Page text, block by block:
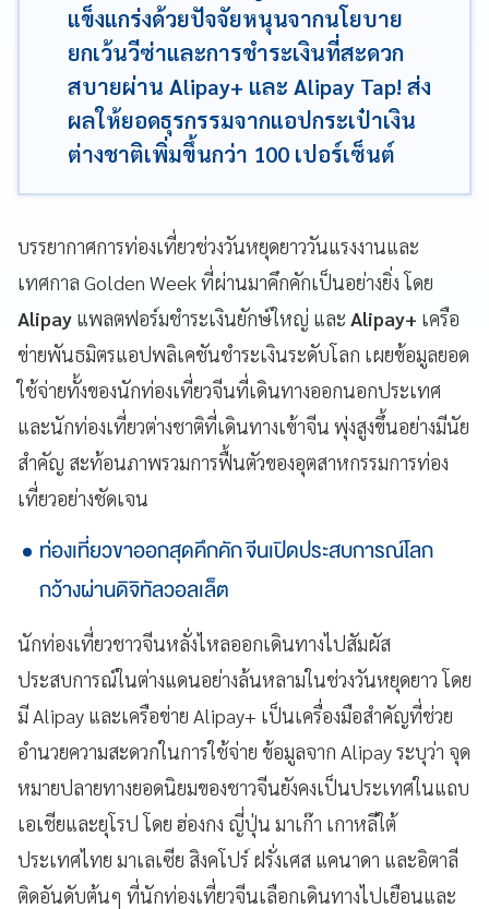
แข็งแกร่งด้วยปัจจัยหนุนจากนโยบาย
ยกเว้นวีซ่าและการชำระเงินที่สะดวก
สบายผ่าน Alipay+ และ Alipay Tap! ส่ง
ผลให้ยอดธุรกรรมจากแอปกระเป๋าเงิน
ต่างชาติเพิ่มขึ้นกว่า 100 เปอร์เซ็นต์
บรรยากาศการท่องเที่ยวช่วงวันหยุดยาววันแรงงานและ
เทศกาล Golden Week ที่ผ่านมาคึกคักเป็นอย่างยิ่ง โดย
Alipay แพลตฟอร์มชำระเงินยักษ์ใหญ่ และ Alipay+ เครือ
ข่ายพันธมิตรแอปพลิเคชันชำระเงินระดับโลก เผยข้อมูลยอด
ใช้จ่ายทั้งของนักท่องเที่ยวจีนที่เดินทางออกนอกประเทศ
และนักท่องเที่ยวต่างชาติที่เดินทางเข้าจีน พุ่งสูงขึ้นอย่างมีนัย
สำคัญ สะท้อนภาพรวมการฟื้นตัวของอุตสาหกรรมการท่อง
เที่ยวอย่างชัดเจน
ท่องเที่ยวขาออกสุดคึกคัก จีนเปิดประสบการณ์โลก
กว้างผ่านดิจิทัลวอลเล็ต
นักท่องเที่ยวชาวจีนหลั่งไหลออกเดินทางไปสัมผัส
ประสบการณ์ในต่างแดนอย่างล้นหลามในช่วงวันหยุดยาว โดย
มี Alipay และเครือข่าย Alipay+ เป็นเครื่องมือสำคัญที่ช่วย
อำนวยความสะดวกในการใช้จ่าย ข้อมูลจาก Alipay ระบุว่า จุด
หมายปลายทางยอดนิยมของชาวจีนยังคงเป็นประเทศในแถบ
เอเชียและยุโรป โดย ฮ่องกง ญี่ปุ่น มาเก๊า เกาหลีใต้
ประเทศไทย มาเลเซีย สิงคโปร์ ฝรั่งเศส แคนาดา และอิตาลี
ติดอันดับต้นๆ ที่นักท่องเที่ยวจีนเลือกเดินทางไปเยือนและ